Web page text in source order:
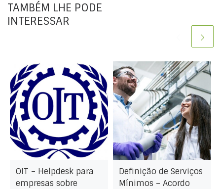
TAMBÉM LHE PODE
INTERESSAR
OIT – Helpdesk para
empresas sobre
Definição de Serviços
Mínimos – Acordo